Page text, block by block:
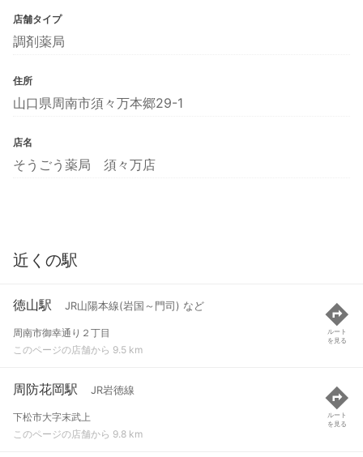
店舗タイプ
調剤薬局
住所
山口県周南市須々万本郷29-1
店名
そうごう薬局 須々万店
近くの駅
徳山駅 JR山陽本線(岩国～門司) など
周南市御幸通り２丁目
このページの店舗から 9.5 km
ルート
を見る
周防花岡駅 JR岩徳線
下松市大字末武上
このページの店舗から 9.8 km
ルート
を見る